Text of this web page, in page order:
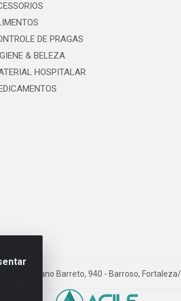
DE PRAGAS
& BELEZA
HOSPITALAR
Maximiano Barreto, 940 - Barroso,